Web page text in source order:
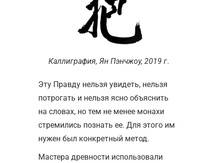
Каллиграфия, Ян Пэнчжоу, 2019 г.
Эту Правду нельзя увидеть, нельзя
потрогать и нельзя ясно объяснить
на словах, но тем не менее монахи
стремились познать ее. Для этого им
нужен был конкретный метод.
Мастера древности использовали